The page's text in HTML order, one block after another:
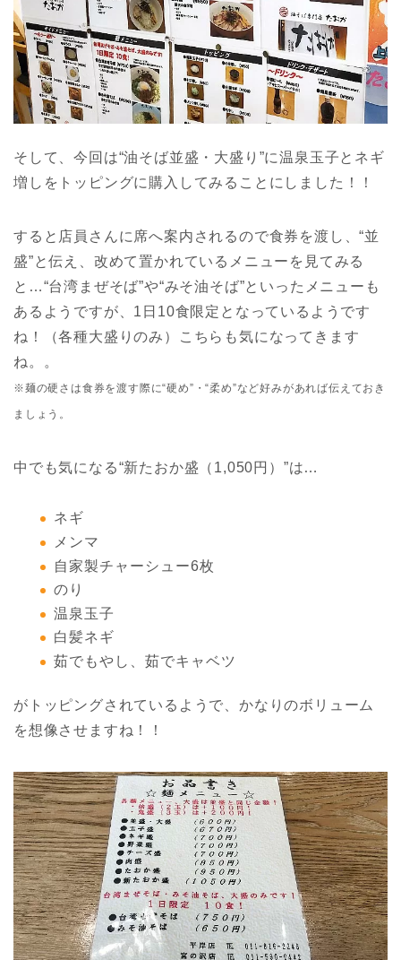
そして、今回は“油そば並盛・大盛り”に温泉玉子とネギ
増しをトッピングに購入してみることにしました！！
すると店員さんに席へ案内されるので食券を渡し、“並
盛”と伝え、改めて置かれているメニューを見てみる
と…“台湾まぜそば”や“みそ油そば”といったメニューも
あるようですが、1日10食限定となっているようです
ね！（各種大盛りのみ）こちらも気になってきます
ね。。
※麺の硬さは食券を渡す際に“硬め”・“柔め”など好みがあれば伝えておき
ましょう。
中でも気になる“新たおか盛（1,050円）”は…
ネギ
メンマ
自家製チャーシュー6枚
のり
温泉玉子
白髪ネギ
茹でもやし、茹でキャベツ
がトッピングされているようで、かなりのボリューム
を想像させますね！！